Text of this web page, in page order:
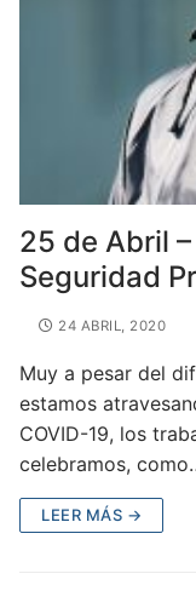
25 de Abril
Seguridad
24 ABRIL, 2020
Muy a pesar del
estamos
COVID-19, los
celebramos,
LEER MÁS →